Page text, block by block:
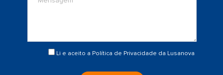
Li e aceito a Política de Privacidade da Lusanova